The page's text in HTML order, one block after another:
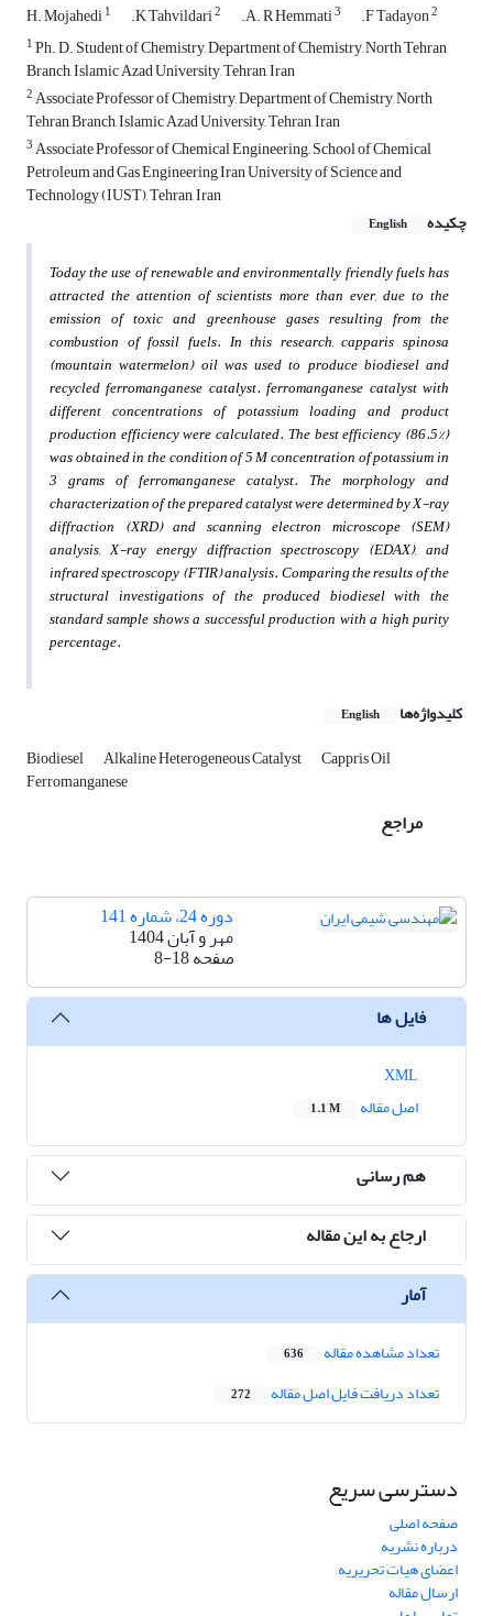
H. Mojahedi1 .K Tahvildari2 .A. R Hemmati3 .F Tadayon2
1Ph. D. Student of Chemistry, Department of Chemistry, North Tehran
Branch, Islamic Azad University, Tehran, Iran
2Associate Professor of Chemistry, Department of Chemistry, North
Tehran Branch, Islamic Azad University, Tehran, Iran
3Associate Professor of Chemical Engineering,, School of Chemical
Petroleum and Gas Engineering Iran University of Science and
Technology (IUST), Tehran, Iran
چکیده
English
Today the use of renewable and environmentally friendly fuels has
attracted the attention of scientists more than ever, due to the
emission of toxic and greenhouse gases resulting from the
combustion of fossil fuels. In this research, capparis spinosa
(mountain watermelon) oil was used to produce biodiesel and
recycled ferromanganese catalyst. ferromanganese catalyst with
different concentrations of potassium loading and product
production efficiency were calculated. The best efficiency (86.5%)
was obtained in the condition of 5 M concentration of potassium in
3 grams of ferromanganese catalyst. The morphology and
characterization of the prepared catalyst were determined by X-ray
diffraction (XRD) and scanning electron microscope (SEM)
analysis, X-ray energy diffraction spectroscopy (EDAX), and
infrared spectroscopy (FTIR) analysis. Comparing the results of the
structural investigations of the produced biodiesel with the
standard sample shows a successful production with a high purity
percentage.
کلیدواژه‌ها English
Biodiesel Alkaline Heterogeneous Catalyst Cappris Oil
Ferromanganese
مراجع
دوره 24، شماره 141
مهر و آبان 1404
صفحه8-18
فایل ها
اصل مقاله
1.1 M
هم رسانی
ارجاع به این مقاله
آمار
تعداد مشاهده مقاله 636
تعداد دریافت فایل اصل مقاله 272
دسترسی سریع
صفحه اصلی
درباره نشریه
اعضای هیات تحریریه
ارسال مقاله